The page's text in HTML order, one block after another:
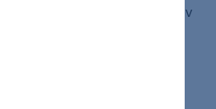
– zemiaky v
celozrnná ryža, celozrnné
a podobne. Takisto treba